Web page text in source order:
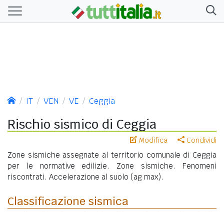
IT VEN VE Ceggia
Rischio sismico di Ceggia
Modifica Condividi
Zone sismiche assegnate al territorio comunale di Ceggia
per le normative edilizie. Zone sismiche. Fenomeni
riscontrati. Accelerazione al suolo (ag max).
Classificazione sismica